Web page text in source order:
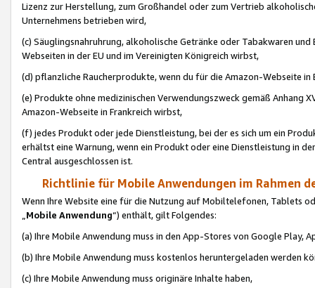
Lizenz zur Herstellung, zum Großhandel oder zum Vertrieb
Unternehmens betrieben wird,
(c) Säuglingsnahruhrung, alkoholische Getränke oder Tabakwaren
Webseiten in der EU und im Vereinigten Königreich wirbst,
(d) pflanzliche Raucherprodukte, wenn du für die Amazon-Webseite in
(e) Produkte ohne medizinischen Verwendungszweck gemäß Anhang
Amazon-Webseite in Frankreich wirbst,
(f) jedes Produkt oder jede Dienstleistung, bei der es sich um ein
erhältst eine Warnung, wenn ein Produkt oder eine Dienstleistung in
Central ausgeschlossen ist.
Richtlinie für Mobile Anwendungen im Rahmen
Wenn Ihre Website eine für die Nutzung auf Mobiltelefonen, Tablets
„Mobile Anwendung“) enthält, gilt Folgendes:
(a) Ihre Mobile Anwendung muss in den App-Stores von Google Play,
(b) Ihre Mobile Anwendung muss kostenlos heruntergeladen werden
(c) Ihre Mobile Anwendung muss originäre Inhalte haben,